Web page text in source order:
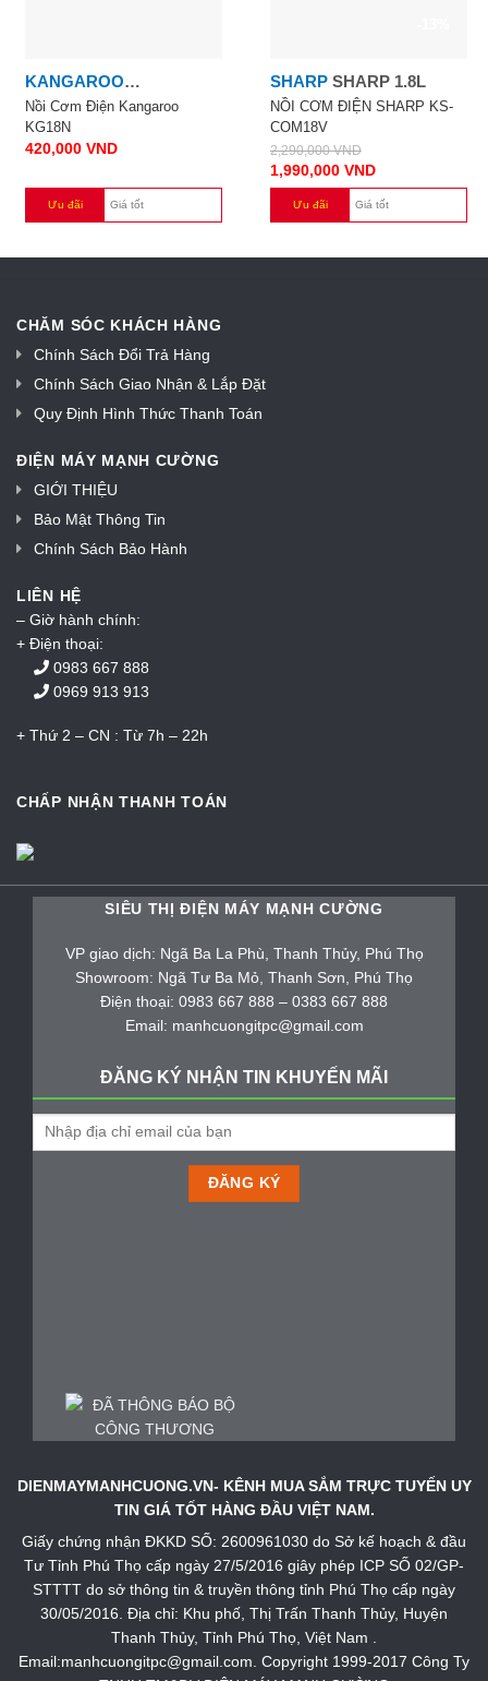
KANGAROO
KANGAROO 1.2L
Nồi Cơm Điện Kangaroo
KG18N
420,000 VND
Ưu đãi Giá tốt
SHARP SHARP 1.8L
NỒI CƠM ĐIỆN SHARP KS-
COM18V
2,290,000VND
1,990,000 VND
Ưu đãi Giá tốt
CHĂM SÓC KHÁCH HÀNG
Chính Sách Đổi Trả Hàng
Chính Sách Giao Nhận & Lắp Đặt
Quy Định Hình Thức Thanh Toán
ĐIỆN MÁY MẠNH CƯỜNG
GIỚI THIỆU
Bảo Mật Thông Tin
Chính Sách Bảo Hành
LIÊN HỆ
– Giờ hành chính:
+ Điện thoại:
0983 667 888
0969 913 913
+ Thứ 2 – CN : Từ 7h – 22h
CHẤP NHẬN THANH TOÁN
SIÊU THỊ ĐIỆN MÁY MẠNH CƯỜNG
VP giao dịch: Ngã Ba La Phù, Thanh Thủy, Phú Thọ
Showroom: Ngã Tư Ba Mỏ, Thanh Sơn, Phú Thọ
Điện thoại: 0983 667 888 – 0383 667 888
Email: manhcuongitpc@gmail.com
ĐĂNG KÝ NHẬN TIN KHUYẾN MÃI
DIENMAYMANHCUONG.VN- KÊNH MUA SẮM TRỰC TUYẾN UY
TIN GIÁ TỐT HÀNG ĐẦU VIỆT NAM.
Giấy chứng nhận ĐKKD SỐ: 2600961030 do Sở kế hoạch & đầu
Tư Tỉnh Phú Thọ cấp ngày 27/5/2016 giây phép ICP SỐ 02/GP-
STTTT do sở thông tin & truyền thông tỉnh Phú Thọ cấp ngày
30/05/2016. Địa chỉ: Khu phố, Thị Trấn Thanh Thủy, Huyện
Thanh Thủy, Tỉnh Phú Thọ, Việt Nam .
Email:manhcuongitpc@gmail.com. Copyright 1999-2017 Công Ty